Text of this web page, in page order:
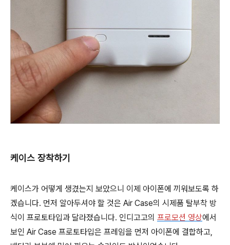
케이스 장착하기
케이스가 어떻게 생겼는지 보았으니 이제 아이폰에 끼워보도록 하
겠습니다. 먼저 알아두셔야 할 것은 Air Case의 시제품 탈부착 방
식이 프로토타입과 달라졌습니다. 인디고고의 프로모션 영상에서
보인 Air Case 프로토타입은 프레임을 먼저 아이폰에 결합하고,